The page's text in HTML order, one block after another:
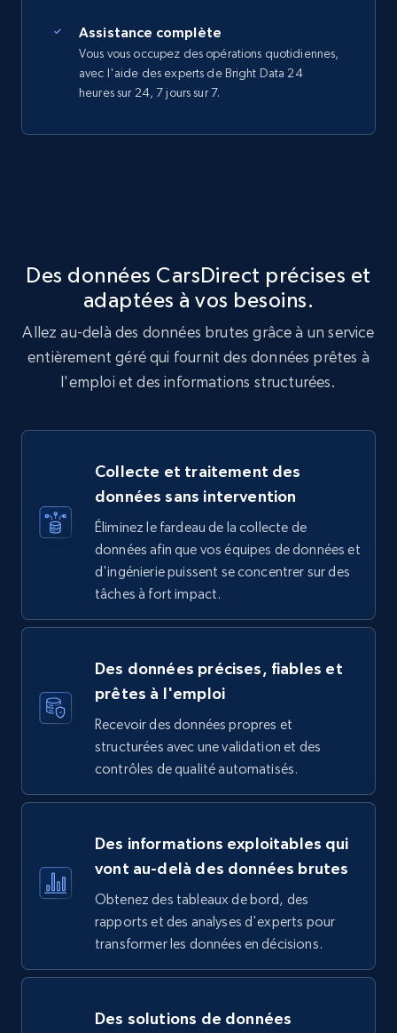
Assistance complète
Vous vous occupez des opérations quotidiennes,
avec l'aide des experts de Bright Data 24
heures sur 24, 7 jours sur 7.
Des données CarsDirect précises et
adaptées à vos besoins.
Allez au-delà des données brutes grâce à un service
entièrement géré qui fournit des données prêtes à
l'emploi et des informations structurées.
Collecte et traitement des
données sans intervention
Éliminez le fardeau de la collecte de
données afin que vos équipes de données et
d'ingénierie puissent se concentrer sur des
tâches à fort impact.
Des données précises, fiables et
prêtes à l'emploi
Recevoir des données propres et
structurées avec une validation et des
contrôles de qualité automatisés.
Des informations exploitables qui
vont au-delà des données brutes
Obtenez des tableaux de bord, des
rapports et des analyses d'experts pour
transformer les données en décisions.
Des solutions de données